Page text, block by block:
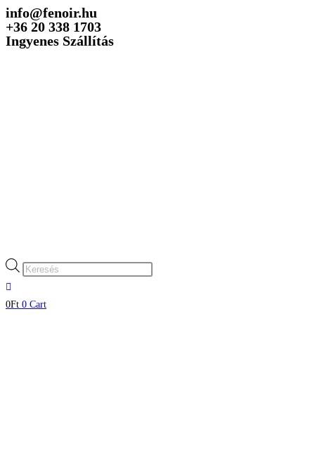
Skip
to
content
info@fenoir.hu
+36 20 338 1703
Ingyenes Szállítás
Products
0Ft 0 Cart